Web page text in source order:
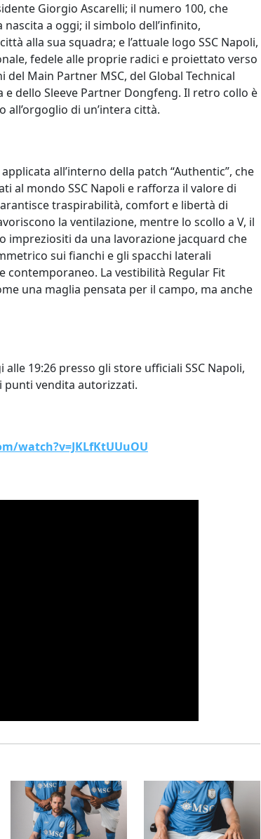
Giorgio Ascarelli; il numero 100, che
a oggi; il simbolo dell’infinito,
alla sua squadra; e l’attuale logo SSC Napoli,
fedele alle proprie radici e proiettato verso
Main Partner MSC, del Global Technical
e dello Sleeve Partner Dongfeng. Il retro collo è
di un’intera città.
all’interno della patch “Authentic”, che
al mondo SSC Napoli e rafforza il valore di
traspirabilità, comfort e libertà di
la ventilazione, mentre lo scollo a V, il
impreziositi da una lavorazione jacquard che
sui fianchi e gli spacchi laterali
La vestibilità Regular Fit
una maglia pensata per il campo, ma anche
19:26 presso gli store ufficiali SSC Napoli,
punti vendita autorizzati.
watch?v=JKLfKtUUuOU